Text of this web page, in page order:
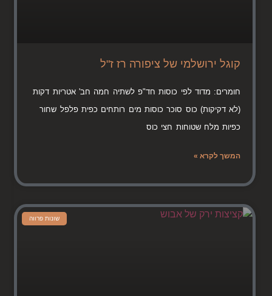
קוגל ירושלמי של ציפורה רז ז"ל
חומרים: מדוד לפי כוסות חד"פ לשתיה חמה חב' אטריות דקות
(לא דקיקות) כוס סוכר כוסות מים רותחים כפית פלפל שחור
כפיות מלח שטוחות חצי כוס
המשך לקרא »
שונות פרווה